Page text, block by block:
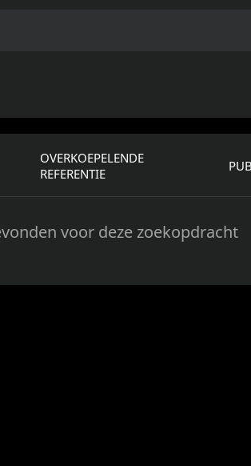
OVERKOEPELENDE
REFERENTIE
voor deze zoekopdracht